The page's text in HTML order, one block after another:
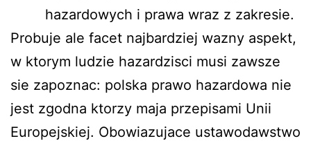
hazardowych i prawa wraz z zakresie.
Probuje ale facet najbardziej wazny aspekt,
w ktorym ludzie hazardzisci musi zawsze
sie zapoznac: polska prawo hazardowa nie
jest zgodna ktorzy maja przepisami Unii
Europejskiej. Obowiazujace ustawodawstwo